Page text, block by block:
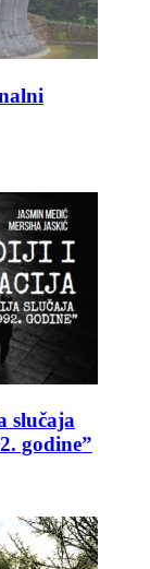
slučaja
godine”